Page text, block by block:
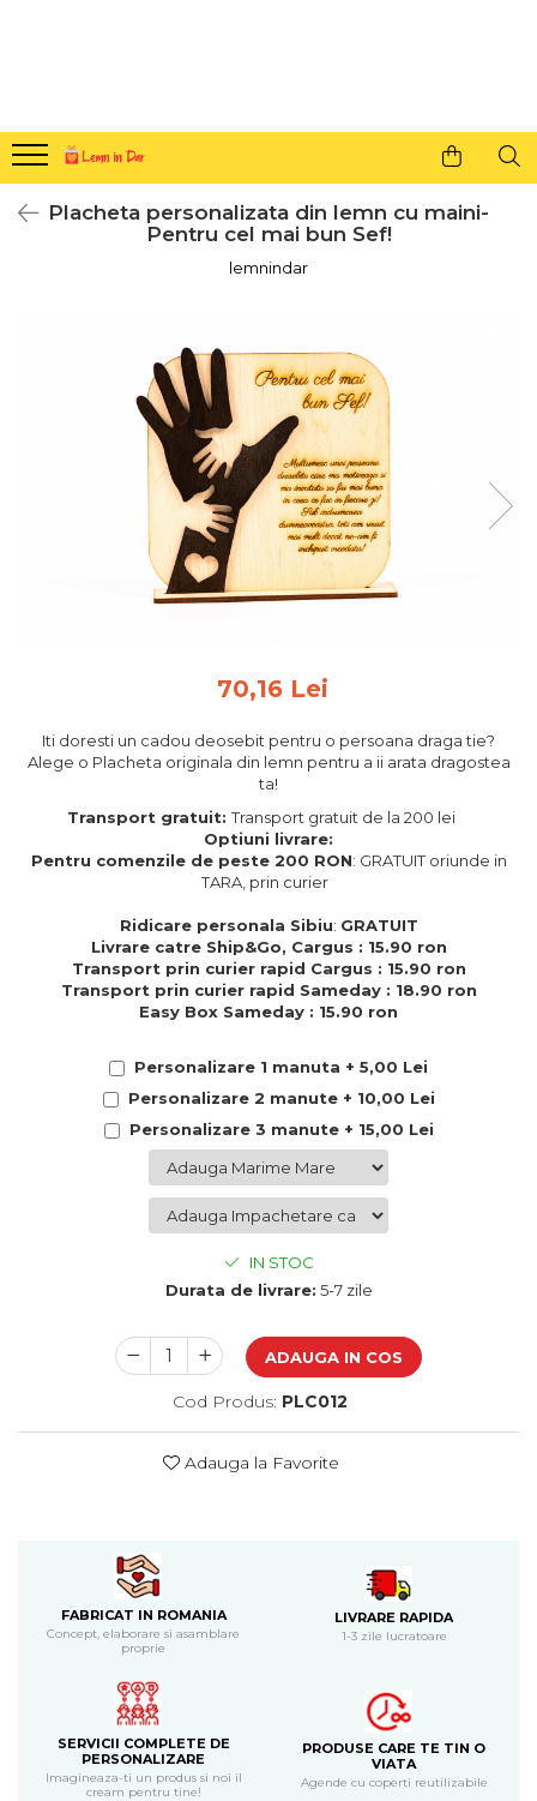
Agende din lemn
Agende 10x10
Semne de carte
Decoratiuni pentru cei dragi
Decoratiuni cu peisaje de iarna
Sosete de Craciun
Magneti de Craciun
Jucarii din lemn
Tablouri personalizate
Felicitari din lemn
Felicitari cu model
Aromaterapie
Papioane din lemn
Decoratiuni pentru casa
Cadouri de Paste
Produse personalizate pentru
nunti si botezuri
Cadouri personalizate pentru
Cadouri pentru profesori
Cadouri pentru EA
Cadouri pentru EL
Cadouri pentru iubita
Cadouri pentru mama
Cadouri pentru bunici
Cadouri personalizate pentru nasi
Bijuterii
Ateliere - planse cu nisip colorat
Placheta personalizata din lemn cu maini-
Pentru cel mai bun Sef!
lemnindar
70,16 Lei
Iti doresti un cadou deosebit pentru o persoana draga tie?
Alege o Placheta originala din lemn pentru a ii arata dragostea
ta!
Transport gratuit:Transport gratuit de la 200 lei
Optiuni livrare:
Pentru comenzile de peste 200 RON: GRATUIT oriunde in
TARA, prin curier
Ridicare personala Sibiu: GRATUIT
Livrare catre Ship&Go, Cargus : 15.90 ron
Transport prin curier rapid Cargus : 15.90 ron
Transport prin curier rapid Sameday : 18.90 ron
Easy Box Sameday : 15.90 ron
Personalizare 1 manuta + 5,00 Lei
Personalizare 2 manute + 10,00 Lei
Personalizare 3 manute + 15,00 Lei
IN STOC
Durata de livrare: 5-7 zile
ADAUGA IN COS
Cod Produs: PLC012
Adauga la Favorite
FABRICAT IN ROMANIA
Concept, elaborare si asamblare
proprie
LIVRARE RAPIDA
1-3 zile lucratoare
SERVICII COMPLETE DE
PERSONALIZARE
Imagineaza-ti un produs si noi il
cream pentru tine!
PRODUSE CARE TE TIN O
VIATA
Agende cu coperti reutilizabile